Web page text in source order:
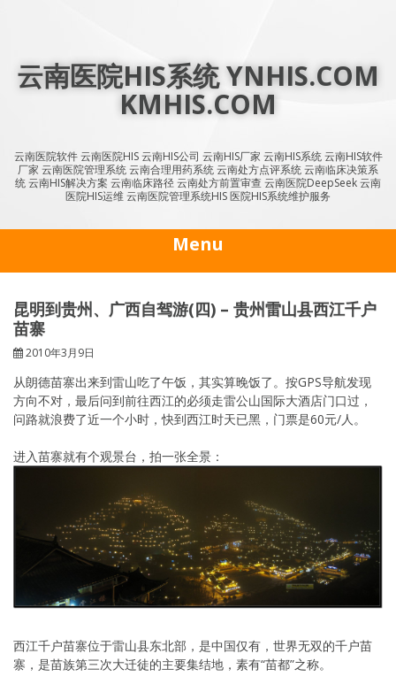
云南医院HIS系统 YNHIS.COM
KMHIS.COM
云南医院软件 云南医院HIS 云南HIS公司 云南HIS厂家 云南HIS系统 云南HIS软件
厂家 云南医院管理系统 云南合理用药系统 云南处方点评系统 云南临床决策系
统 云南HIS解决方案 云南临床路径 云南处方前置审查 云南医院DeepSeek 云南
医院HIS运维 云南医院管理系统HIS 医院HIS系统维护服务
Menu
昆明到贵州、广西自驾游(四) – 贵州雷山县西江千户
苗寨
2010年3月9日
从朗德苗寨出来到雷山吃了午饭，其实算晚饭了。按GPS导航发现
方向不对，最后问到前往西江的必须走雷公山国际大酒店门口过，
问路就浪费了近一个小时，快到西江时天已黑，门票是60元/人。
进入苗寨就有个观景台，拍一张全景：
西江千户苗寨位于雷山县东北部，是中国仅有，世界无双的千户苗
寨，是苗族第三次大迁徒的主要集结地，素有“苗都”之称。